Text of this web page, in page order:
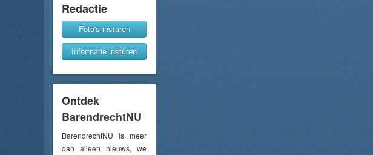
Redactie
Foto's insturen
Informatie insturen
Ontdek
BarendrechtNU
BarendrechtNU is meer
dan alleen nieuws, we